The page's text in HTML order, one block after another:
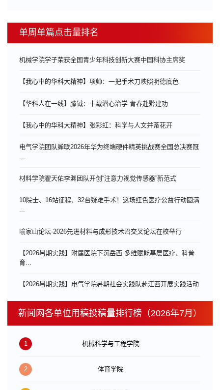
单周单篇点击量排名
机械学院学子荣获全国青少年科技创新大赛中国科协主席奖
【我心中的华科大精神】项帅：一把手术刀映照明德底色
【华科人在一线】滕钺：十载潜心治学 青春赴黔建功
【我心中的华科大精神】张彩虹：科学与人文并蒂花开
电气学院团队蝉联2026年华为终端硬件精英挑战赛全国总决赛冠
...
材料学院翟天佑李渊团队开创“注意力视觉传感器”新范式
10院士、16站征程、32台疑难手术！这场红色医疗公益行动圆满
...
喻家山论坛·2026先进材料与成形技术沿交叉论坛在校举行
【2026暑期实践】附属医院下沉岳西 多维赋能基层医疗、科普
育...
【2026暑期实践】电气学院暑期社会实践队赴江西开展实践活动
新闻网各单位用稿投稿量排行榜（2026年7月）
1 机械科学与工程学院
2 体育学院